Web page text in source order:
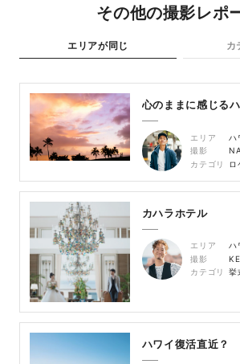
その他の撮影レポ
エリアが同じ カ
心のままに感じる
エリア
ハ
撮影
カテゴリ
ロ
カハラホテル
エリア
ハ
撮影
カテゴリ
挙
ハワイ復活直近？